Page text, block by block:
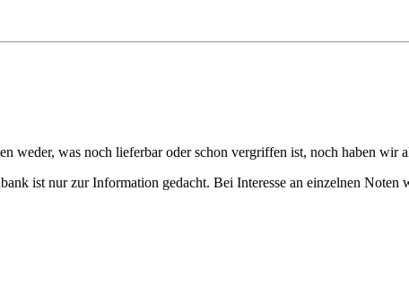
weder, was noch lieferbar oder schon vergriffen ist, noch haben wir
ist nur zur Information gedacht. Bei Interesse an einzelnen Noten